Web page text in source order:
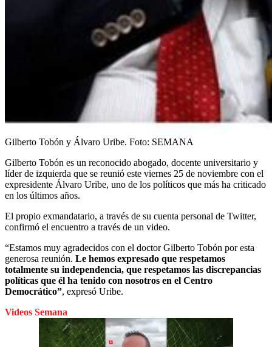
Gilberto Tobón y Álvaro Uribe. Foto: SEMANA
Gilberto Tobón es un reconocido abogado, docente universitario y
líder de izquierda que se reunió este viernes 25 de noviembre con el
expresidente Álvaro Uribe, uno de los políticos que más ha criticado
en los últimos años.
El propio exmandatario, a través de su cuenta personal de Twitter,
confirmó el encuentro a través de un video.
“Estamos muy agradecidos con el doctor Gilberto Tobón por esta
generosa reunión. Le hemos expresado que respetamos
totalmente su independencia, que respetamos las discrepancias
políticas que él ha tenido con nosotros en el Centro
Democrático”, expresó Uribe.
Videos Semana